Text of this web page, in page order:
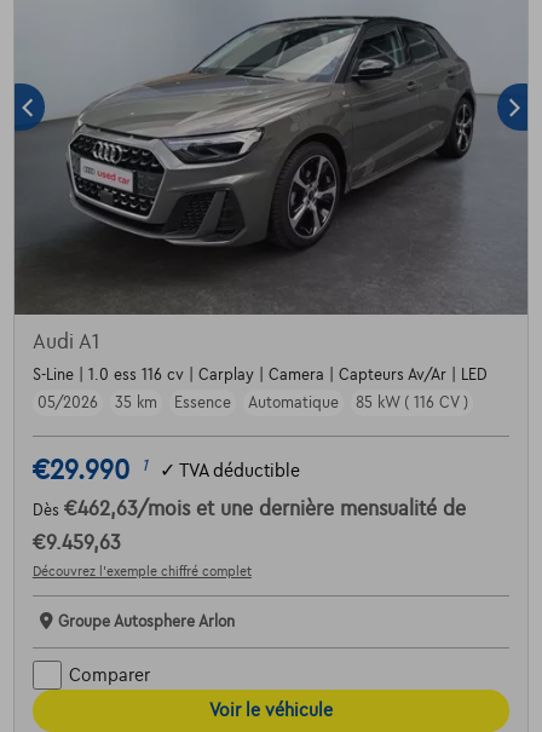
Audi A1
S-Line | 1.0 ess 116 cv | Carplay | Camera | Capteurs Av/Ar | LED
05/2026
35 km Essence Automatique 85 kW ( 116 CV )
€29.990 1 ✓ TVA déductible
Dès €462,63/mois et une dernière mensualité de
€9.459,63
Découvrez l’exemple chiffré complet
Groupe Autosphere Arlon
Comparer
Voir le véhicule